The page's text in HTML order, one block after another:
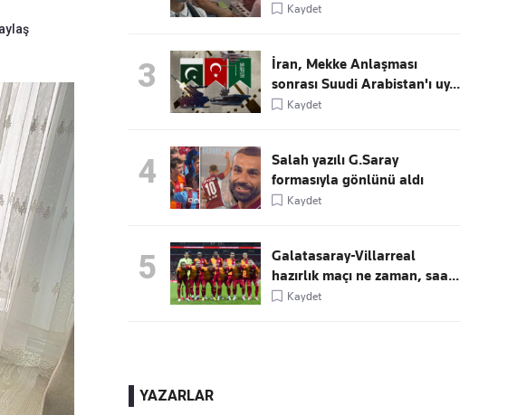
Kaydet
3
İran, Mekke Anlaşması
sonrası Suudi Arabistan'ı uy...
Kaydet
4
Salah yazılı G.Saray
formasıyla gönlünü aldı
Kaydet
5
Galatasaray-Villarreal
hazırlık maçı ne zaman, saa...
Kaydet
YAZARLAR